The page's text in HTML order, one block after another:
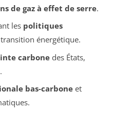
de gaz à effet de serre.
les politiques
énergétique.
carbonedes États,
bas-carboneet